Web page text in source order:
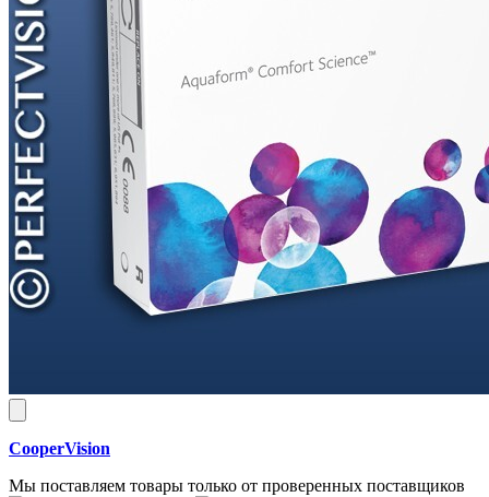
CooperVision
Мы поставляем товары только от проверенных поставщиков